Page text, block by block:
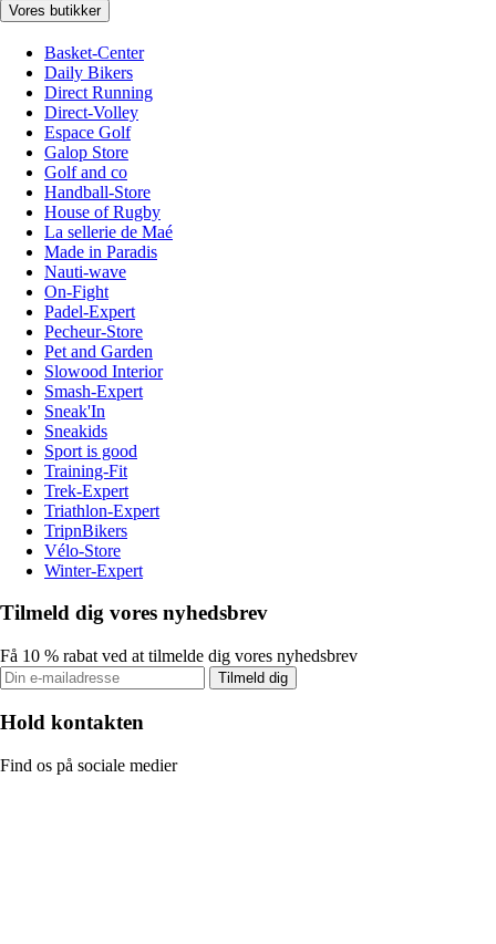
Vores butikker
Basket-Center
Daily Bikers
Direct Running
Direct-Volley
Espace Golf
Galop Store
Golf and co
Handball-Store
House of Rugby
La sellerie de Maé
Made in Paradis
Nauti-wave
On-Fight
Padel-Expert
Pecheur-Store
Pet and Garden
Slowood Interior
Smash-Expert
Sneak'In
Sneakids
Sport is good
Training-Fit
Trek-Expert
Triathlon-Expert
TripnBikers
Vélo-Store
Winter-Expert
Tilmeld dig vores nyhedsbrev
Få 10 % rabat ved at tilmelde dig vores nyhedsbrev
Tilmeld dig
Hold kontakten
Find os på sociale medier